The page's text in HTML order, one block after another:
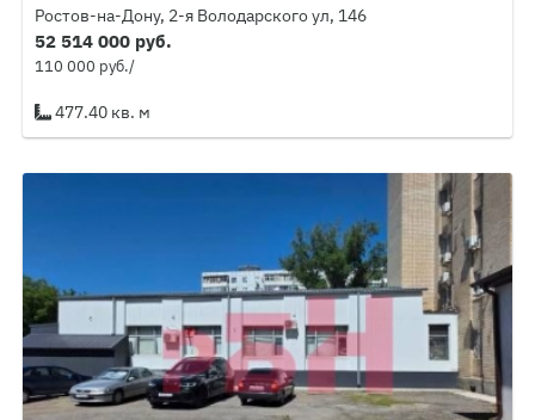
Ростов-на-Дону, 2-я Володарского ул, 146
52 514 000 руб.
110 000 руб./
477.40 кв. м